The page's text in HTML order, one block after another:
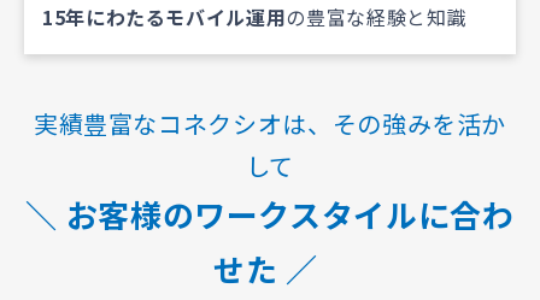
15年にわたるモバイル運用の豊富な経験と知識
実績豊富なコネクシオは、その強みを活か
して
＼ お客様のワークスタイルに合わ
せた ／